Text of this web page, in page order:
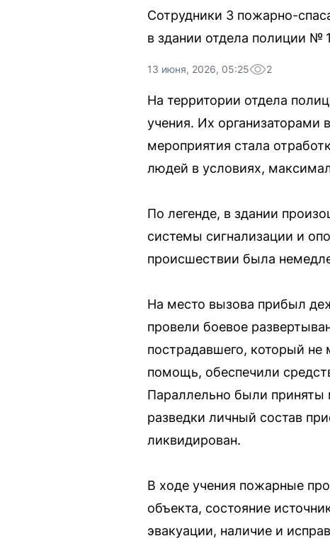
Сотрудники 3 пожарно-
в здании отдела полиции №
13 июня, 2026, 05:25 2
На территории отдела
учения. Их организаторами
мероприятия стала
людей в условиях,
По легенде, в здании
системы сигнализации и
происшествии была
На место вызова прибыл
провели боевое
пострадавшего, который
помощь, обеспечили
Параллельно были приняты
разведки личный состав
ликвидирован.
В ходе учения пожарные
объекта, состояние
эвакуации, наличие и